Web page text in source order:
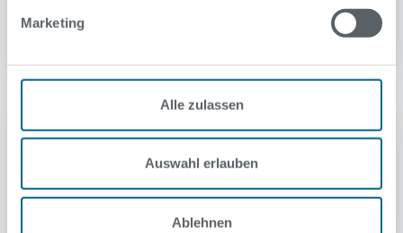
Marketing
Alle zulassen
Auswahl erlauben
Ablehnen